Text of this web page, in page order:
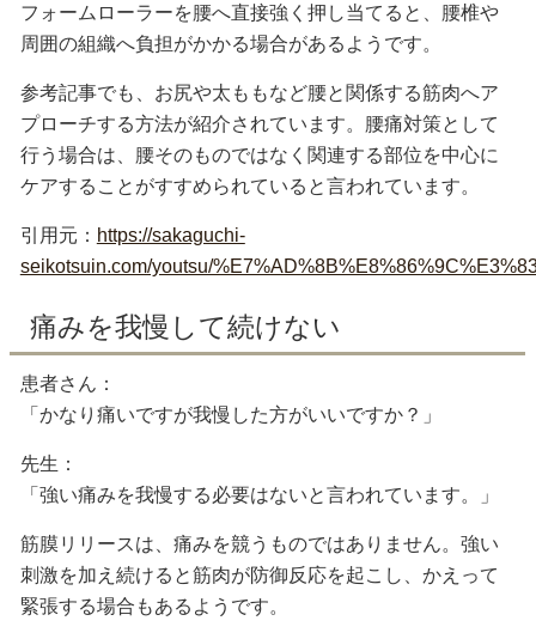
フォームローラーを腰へ直接強く押し当てると、腰椎や
周囲の組織へ負担がかかる場合があるようです。
参考記事でも、お尻や太ももなど腰と関係する筋肉へア
プローチする方法が紹介されています。腰痛対策として
行う場合は、腰そのものではなく関連する部位を中心に
ケアすることがすすめられていると言われています。
引用元： https://sakaguchi-
seikotsuin.com/youtsu/
痛みを我慢して続けない
患者さん：
「かなり痛いですが我慢した方がいいですか？」
先生：
「強い痛みを我慢する必要はないと言われています。」
筋膜リリースは、痛みを競うものではありません。強い
刺激を加え続けると筋肉が防御反応を起こし、かえって
緊張する場合もあるようです。